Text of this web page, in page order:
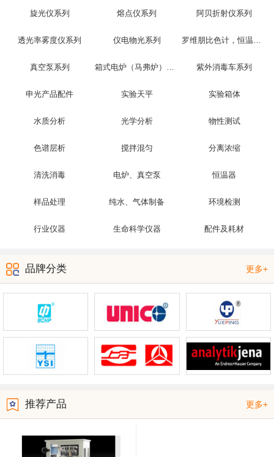
旋光仪系列 熔点仪系列 阿贝折射仪系列
透光率雾度仪系列 仪电物光系列 罗维朋比色计，恒温槽，光泽度仪
真空泵系列 箱式电炉（马弗炉）系列 紫外消毒车系列
申光产品配件 实验天平 实验箱体
水质分析 光学分析 物性测试
色谱层析 搅拌混匀 分离浓缩
清洗消毒 电炉、真空泵 恒温器
样品处理 纯水、气体制备 环境检测
行业仪器 生命科学仪器 配件及耗材
品牌分类 更多+
推荐产品 更多+